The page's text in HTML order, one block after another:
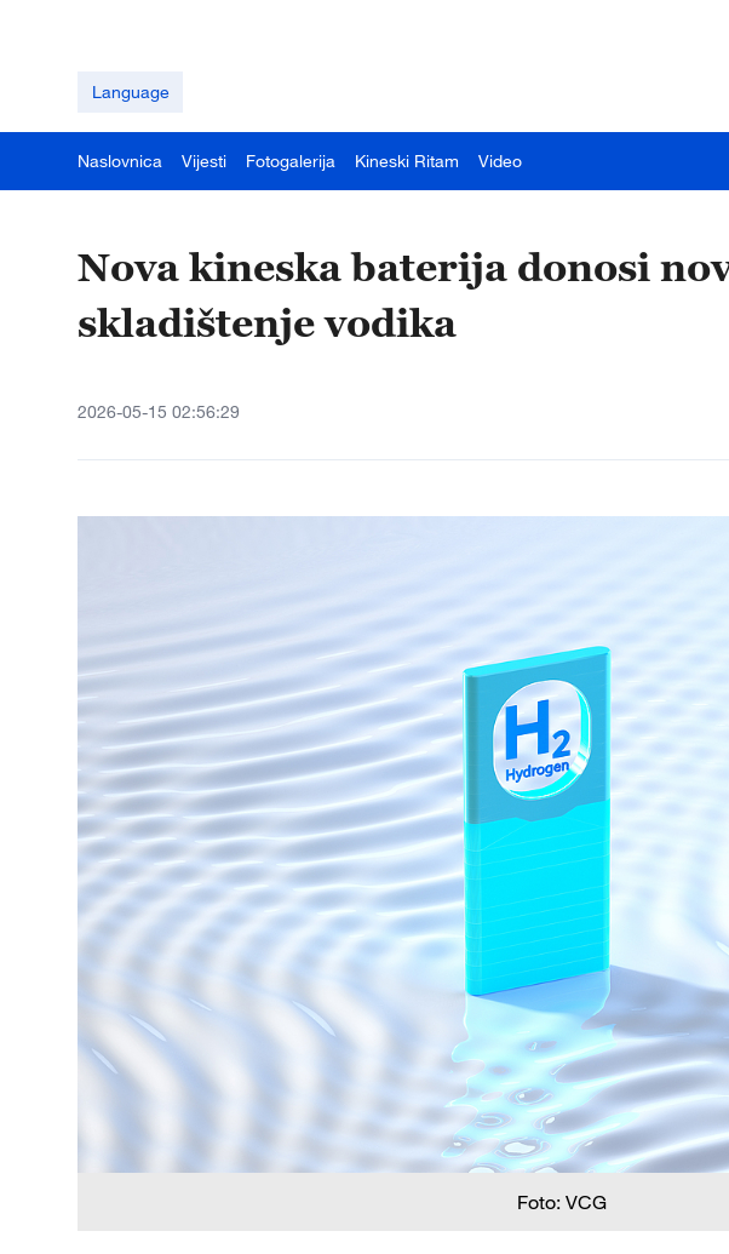
Language
Naslovnica Vijesti Fotogalerija Kineski Ritam Video
Nova kineska baterija donosi
skladištenje vodika
2026-05-15 02:56:29
Foto: VCG